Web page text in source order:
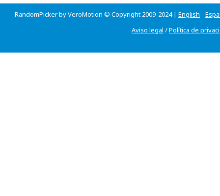
RandomPicker by VeroMotion © Copyright 2009-2024 | English -
Aviso legal /Política de